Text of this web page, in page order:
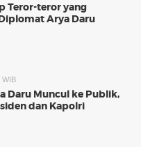
Teror-teror yang
Arya Daru
WIB
Daru Muncul ke Publik,
dan Kapolri